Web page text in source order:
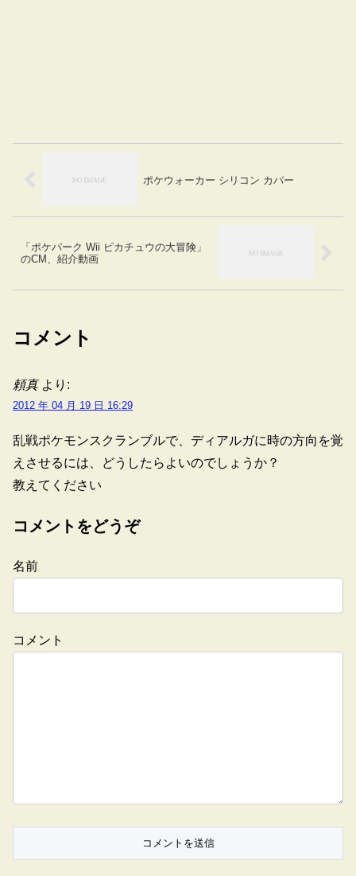
ポケウォーカー シリコン カバー
「ポケパーク Wii ピカチュウの大冒険」
のCM、紹介動画
コメント
頼真 より:
2012 年 04 月 19 日 16:29
乱戦ポケモンスクランブルで、ディアルガに時の方向を覚
えさせるには、どうしたらよいのでしょうか？
教えてください
コメントをどうぞ
名前
コメント